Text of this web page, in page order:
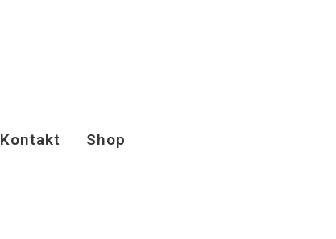
Kontakt Shop